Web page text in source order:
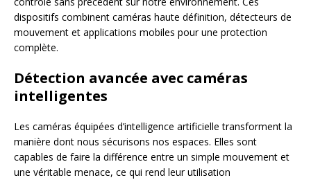
dispositifs combinent caméras haute définition, détecteurs de
mouvement et applications mobiles pour une protection
complète.
Détection avancée avec caméras
intelligentes
Les caméras équipées d’intelligence artificielle transforment la
manière dont nous sécurisons nos espaces. Elles sont
capables de faire la différence entre un simple mouvement et
une véritable menace, ce qui rend leur utilisation